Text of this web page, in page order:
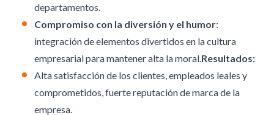
departamentos.
Compromiso con la diversión y el humor:
integración de elementos divertidos en la cultura
empresarial para mantener alta la moral.Resultados:
Alta satisfacción de los clientes, empleados leales y
comprometidos, fuerte reputación de marca de la
empresa.